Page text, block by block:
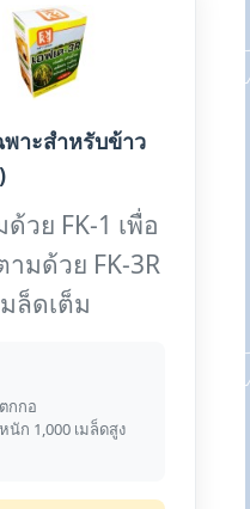
พาะสำหรับข้าว
วย FK-1 เพื่อ
ามด้วย FK-3R
ล็ดเต็ม
ตกกอ
นัก 1,000 เมล็ดสูง